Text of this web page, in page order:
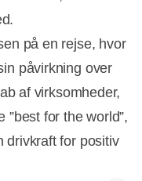
på en rejse, hvor
påvirkning over
af virksomheder,
for the world”,
drivkraft for positiv